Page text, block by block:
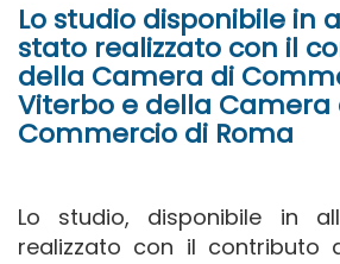
Lo studio disponibile in
stato realizzato con il
della Camera di
Viterbo e della Camera
Commercio di Roma
Lo studio, disponibile in
realizzato con il contributo